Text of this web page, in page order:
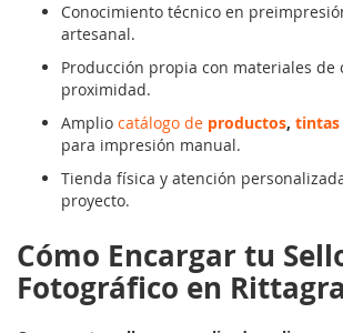
Conocimiento técnico en
artesanal.
Producción propia con materiales de
proximidad.
Amplio catálogo de productos, tintas
para impresión manual.
Tienda física y atención
proyecto.
Cómo Encargar tu
Fotográfico en